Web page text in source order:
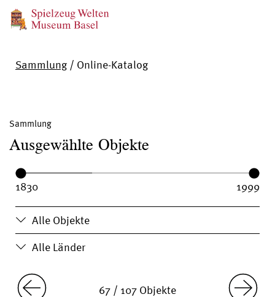
Sammlung / Online-Katalog
Sammlung
Ausgewählte Objekte
Alle Objekte
Alle Länder
Year range:
Year from:
Year until:
67 / 107 Objekte